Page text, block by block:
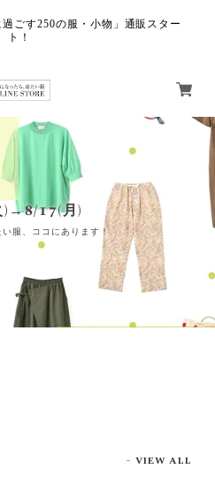
ごす250の服・小物」通販スター
ト！
)→8/17(月)
服、ココにあります！
VIEW ALL